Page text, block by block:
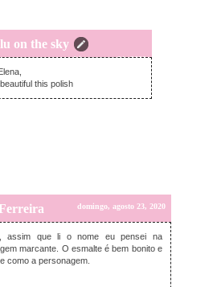
on the sky
sexta-feira, agosto 21, 2020
this polish
domingo, agosto 23, 2020
assim que li o nome eu pensei na
marcante. O esmalte é bem bonito e
como a personagem.